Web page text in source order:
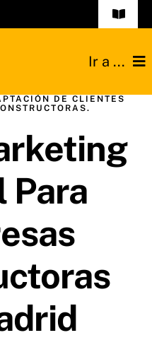
Toggle
Contacto
Ir a ...
Construcciones
Reformas
Técnicos
Industriales
Sobre nosotros
Blog
DE CLIENTES
Para